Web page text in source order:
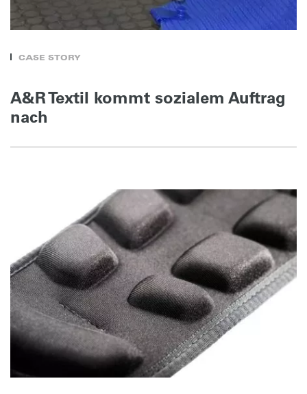
CASE STORY
A&R Textil kommt sozialem Auftrag
nach